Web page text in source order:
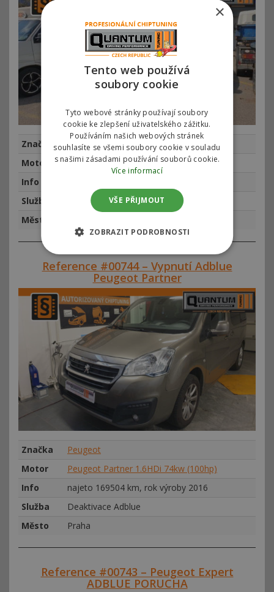
Značka
Peugeot
Motor
Peugeot 5008 1.2 PureTech 96kw
Info
Služba
Chiptuning
Město
Reference #00744 – Vypnutí Adblue
Peugeot Partner
Značka
Peugeot
Motor
Peugeot Partner 1.6HDi 74kw (100hp)
Info
najeto 169504 km, rok výroby 2016
Služba
Deaktivace Adblue
Město
Praha
Reference #00743 – Peugeot Expert
ADBLUE PORUCHA
×
Tento web používá
soubory cookie
Tyto webové stránky používají soubory
cookie ke zlepšení uživatelského zážitku.
Používáním našich webových stránek
souhlasíte se všemi soubory cookie v souladu
s našimi zásadami používání souborů cookie.
Více informací
VŠE PŘIJMOUT
ZOBRAZIT PODROBNOSTI